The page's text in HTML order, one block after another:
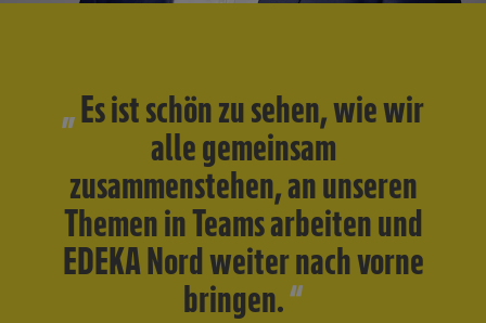
Es ist schön zu sehen, wie wir
alle gemeinsam
zusammenstehen, an unseren
Themen in Teams arbeiten und
EDEKA Nord weiter nach vorne
bringen.